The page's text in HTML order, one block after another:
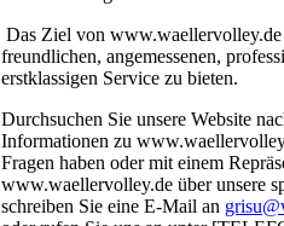
Das Ziel von www.waellervolley.de
freundlichen, angemessenen,
erstklassigen Service zu bieten.
Durchsuchen Sie unsere Website
Informationen zu
Fragen haben oder mit einem
www.waellervolley.de über unsere
schreiben Sie eine E-Mail an